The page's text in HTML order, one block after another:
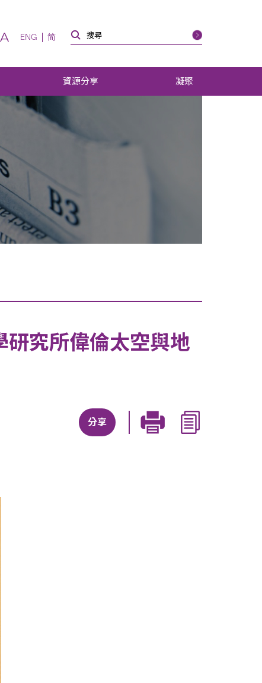
A ENG 简
資源分享 凝聚
研究所偉倫太空與地
分享